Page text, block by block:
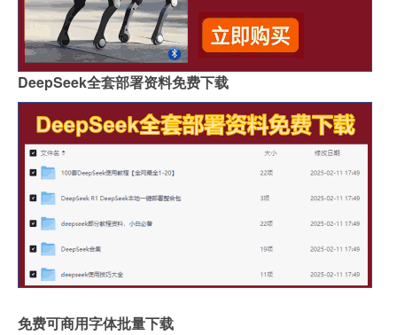
DeepSeek全套部署资料免费下载
免费可商用字体批量下载